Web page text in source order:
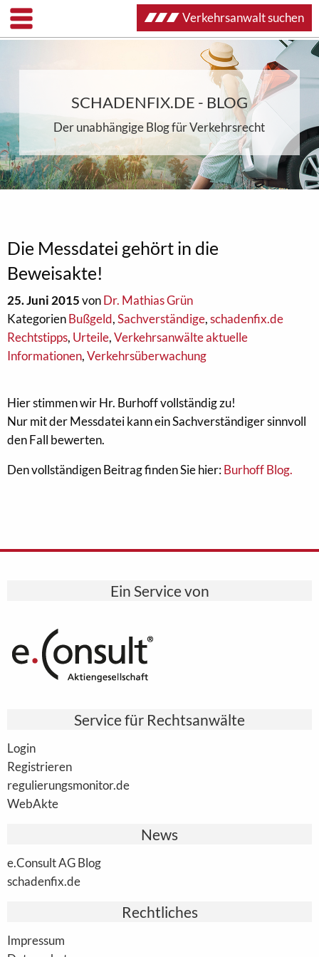
SCHADENFIX.DE - BLOG
Der unabhängige Blog für Verkehrsrecht
Die Messdatei gehört in die
Beweisakte!
25. Juni 2015vonDr. Mathias Grün
KategorienBußgeld,Sachverständige,schadenfix.de
Rechtstipps, Urteile,Verkehrsanwälte aktuelle
Informationen,Verkehrsüberwachung
Hier stimmen wir Hr. Burhoff vollständig zu!
Nur mit der Messdatei kann ein Sachverständiger sinnvoll
den Fall bewerten.
Den vollständigen Beitrag finden Sie hier:Burhoff Blog.
Ein Service von
Service für Rechtsanwälte
Login
Registrieren
regulierungsmonitor.de
WebAkte
News
e.Consult AG Blog
schadenfix.de
Rechtliches
Impressum
Verkehrsanwalt suchen